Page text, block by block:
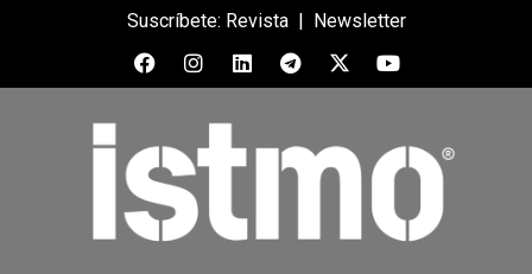
Suscríbete: Revista| Newsletter